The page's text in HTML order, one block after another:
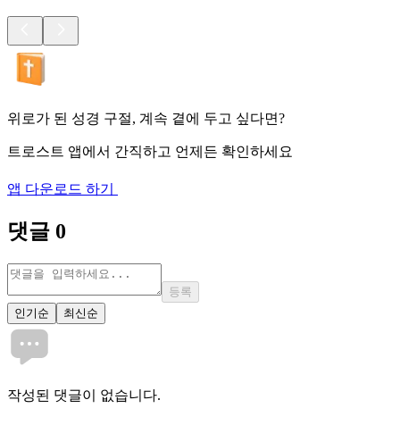
위로가 된 성경 구절, 계속 곁에 두고 싶다면?
트로스트 앱에서 간직하고 언제든 확인하세요
앱 다운로드 하기
댓글 0
등록
인기순
최신순
작성된 댓글이 없습니다.